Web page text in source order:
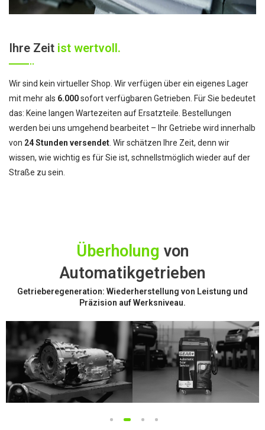
Ihre Zeit ist wertvoll.
Wir sind kein virtueller Shop. Wir verfügen über ein eigenes Lager
mit mehr als 6.000sofort verfügbaren Getrieben. Für Sie bedeutet
das: Keine langen Wartezeiten auf Ersatzteile. Bestellungen
werden bei uns umgehend bearbeitet – Ihr Getriebe wird innerhalb
von 24 Stunden versendet. Wir schätzen Ihre Zeit, denn wir
wissen, wie wichtig es für Sie ist, schnellstmöglich wieder auf der
Straße zu sein.
Überholung von
Automatikgetrieben
Getrieberegeneration: Wiederherstellung von Leistung und
Präzision auf Werksniveau.
1 2 3 4